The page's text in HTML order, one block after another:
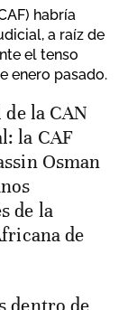
habría
a raíz de
el tenso
enero pasado.
la CAF
Osman
de la
de